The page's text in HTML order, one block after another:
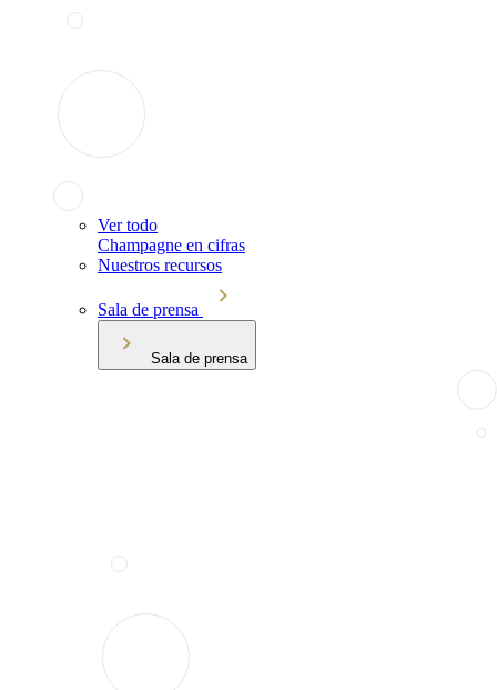
Ver todo
Champagne en cifras
Nuestros recursos
Sala de prensa
Sala de prensa